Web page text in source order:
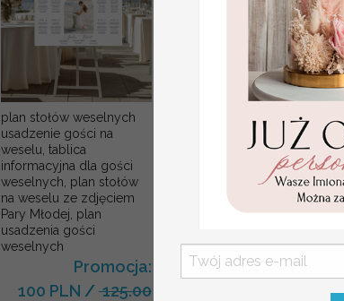
plan stołów weselnych
usadzenie gości na
weselu, tablica
informacyjna dla gości
weselnych, plan stołów
na weselu ze zdjęciem
Pary Młodej, plan
usadzenia gości
weselnych
Promocja:
100 PLN /125.00
podziękowanie dla Matki i
Ojca Chrzestnego Rama i
kwiaty , Flowerbox Serce
podziękowania dla
chrzestnych na Komunię
Promocja:
139.00 PLN/
165.00 PLN